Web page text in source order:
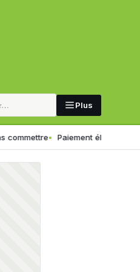
Plus
Paiement électronique en